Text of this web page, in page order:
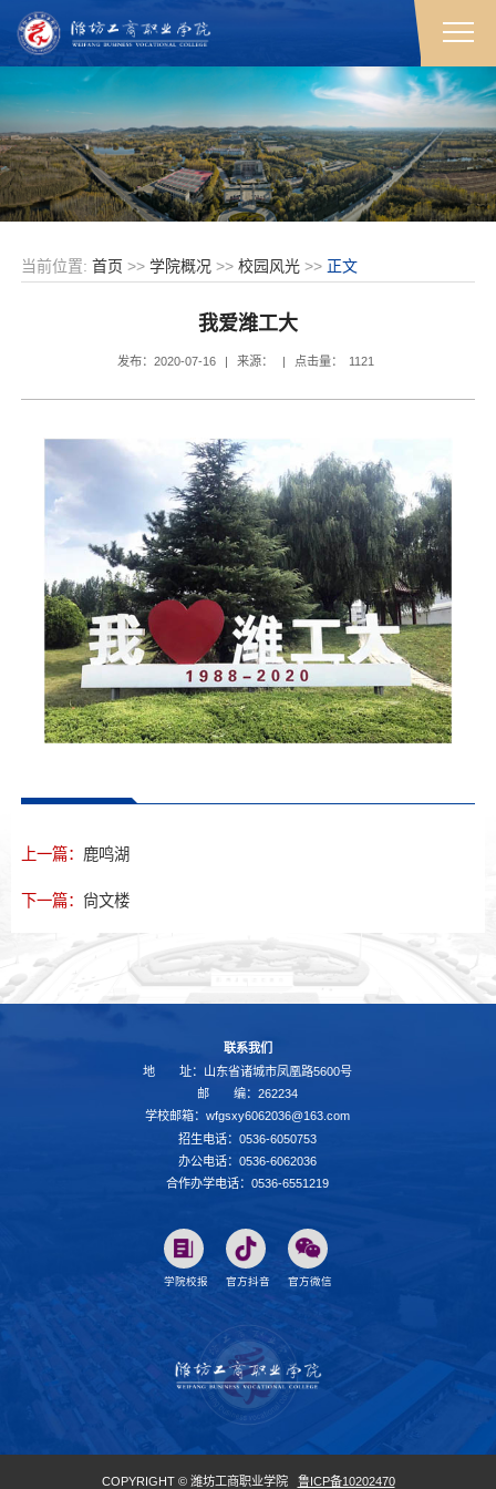
当前位置: 首页 >> 学院概况 >> 校园风光>> 正文
我爱潍工大
发布：2020-07-16 | 来源： | 点击量： 1121
上一篇： 鹿鸣湖
下一篇： 尙文楼
联系我们
地 址：山东省诸城市凤凰路5600号
邮 编：262234
学校邮箱：wfgsxy6062036@163.com
招生电话：0536-6050753
办公电话：0536-6062036
合作办学电话：0536-6551219
学院校报 官方抖音 官方微信
COPYRIGHT © 潍坊工商职业学院 鲁ICP备10202470